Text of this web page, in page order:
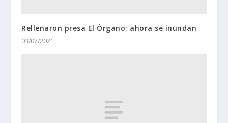
Rellenaron presa El Órgano; ahora se inundan
03/07/2021